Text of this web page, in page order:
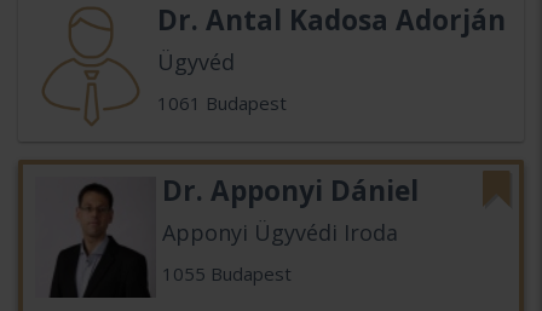
Dr. Antal Kadosa Adorján
Ügyvéd
1061 Budapest
Dr. Apponyi Dániel
Apponyi Ügyvédi Iroda
1055 Budapest